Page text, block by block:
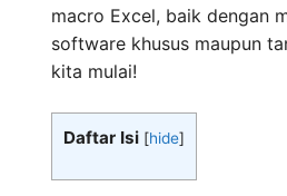
macro Excel, baik dengan
software khusus maupun
kita mulai!
Daftar Isi [hide]